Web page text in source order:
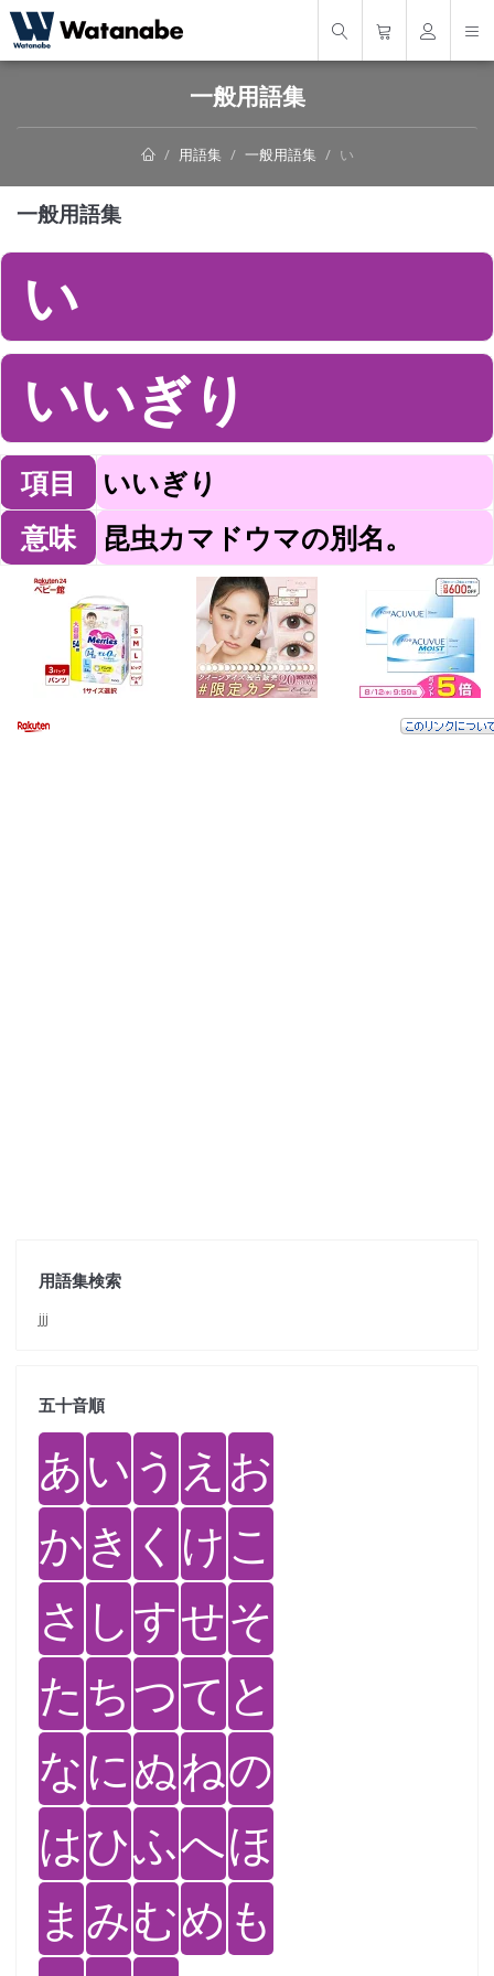
一般用語集
用語集 一般用語集 い
一般用語集
い
いいぎり
項目
いいぎり
意味
昆虫カマドウマの別名。
用語集検索
jjj
五十音順
あい う え お
かき く けこ
さ しすせそ
た ちつて と
なにぬねの
はひふへほ
ま みむめ も